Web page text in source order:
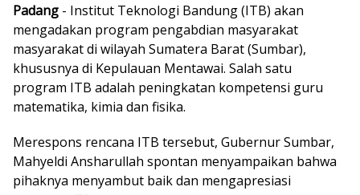
Padang - Institut Teknologi Bandung (ITB) akan
mengadakan program pengabdian masyarakat
masyarakat di wilayah Sumatera Barat (Sumbar),
khususnya di Kepulauan Mentawai. Salah satu
program ITB adalah peningkatan kompetensi guru
matematika, kimia dan fisika.
Merespons rencana ITB tersebut, Gubernur Sumbar,
Mahyeldi Ansharullah spontan menyampaikan bahwa
pihaknya menyambut baik dan mengapresiasi